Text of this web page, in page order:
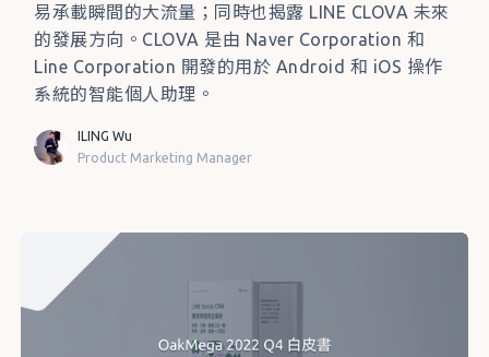
易承載瞬間的大流量；同時也揭露 LINE CLOVA 未來
的發展方向。CLOVA 是由 Naver Corporation 和
Line Corporation 開發的用於 Android 和 iOS 操作
系統的智能個人助理。
ILING Wu
Product Marketing Manager